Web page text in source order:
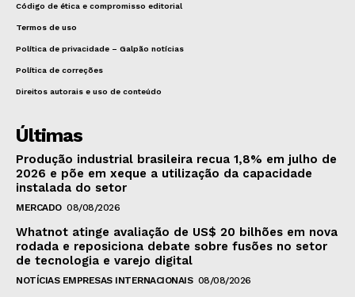
Código de ética e compromisso editorial
Termos de uso
Política de privacidade – Galpão notícias
Política de correções
Direitos autorais e uso de conteúdo
Últimas
Produção industrial brasileira recua 1,8% em julho de
2026 e põe em xeque a utilização da capacidade
instalada do setor
MERCADO 08/08/2026
Whatnot atinge avaliação de US$ 20 bilhões em nova
rodada e reposiciona debate sobre fusões no setor
de tecnologia e varejo digital
NOTÍCIAS EMPRESAS INTERNACIONAIS 08/08/2026